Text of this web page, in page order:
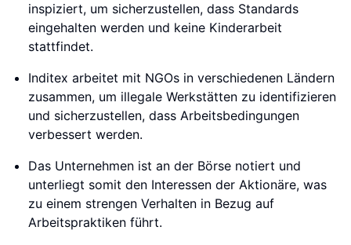
inspiziert, um sicherzustellen, dass Standards
eingehalten werden und keine Kinderarbeit
stattfindet.
Inditex arbeitet mit NGOs in verschiedenen Ländern
zusammen, um illegale Werkstätten zu identifizieren
und sicherzustellen, dass Arbeitsbedingungen
verbessert werden.
Das Unternehmen ist an der Börse notiert und
unterliegt somit den Interessen der Aktionäre, was
zu einem strengen Verhalten in Bezug auf
Arbeitspraktiken führt.